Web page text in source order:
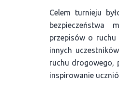
Celem turnieju
bezpieczeństwa
przepisów o ruchu
innych
ruchu drogowego,
inspirowanie